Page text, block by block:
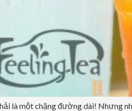
là một chặng đường dài! Nhưng